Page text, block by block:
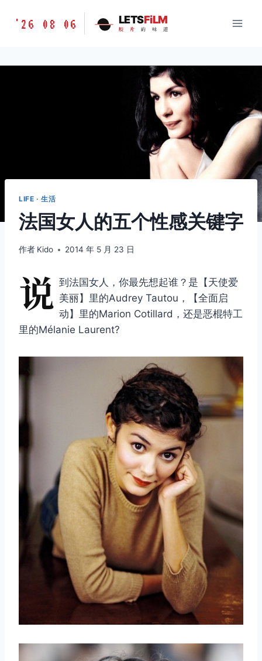
胶
味
'26 08 06 LETSFiLM
胶 片 的 味 道
LIFE · 生活
法国女人的五个性感关键字
作者 Kido 2014 年 5 月 23 日
说 到法国女人，你最先想起谁？是【天使爱
美丽】里的Audrey Tautou，【全面启
动】里的Marion Cotillard，还是恶棍特工
里的Mélanie Laurent?